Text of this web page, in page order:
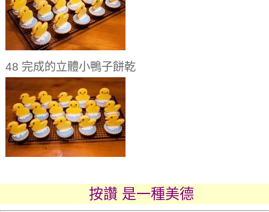
48 完成的立體小鴨子餅乾
按讚 是一種美德